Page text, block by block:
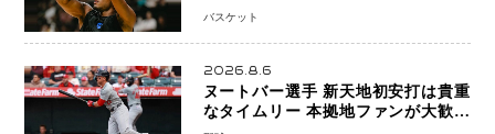
帰還がリーグ価値を押し上げる可能性
バスケット
2026.8.6
ヌートバー選手 新天地初安打は貴重
なタイムリー 本拠地ファンが大歓声